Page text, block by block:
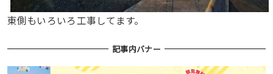
東側もいろいろ工事してます。
記事内バナー